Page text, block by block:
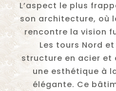
L’aspect le plus
son architecture, où
rencontre la vision
Les tours Nord
structure en acier et
une esthétique à
élégante. Ce